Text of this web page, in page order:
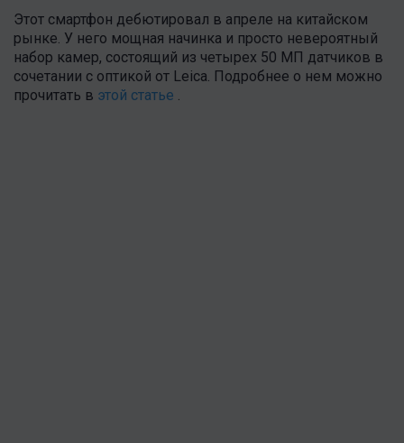
Этот смартфон дебютировал в апреле на китайском
рынке. У него мощная начинка и просто невероятный
набор камер, состоящий из четырех 50 МП датчиков в
сочетании с оптикой от Leica. Подробнее о нем можно
прочитать в этой статье .